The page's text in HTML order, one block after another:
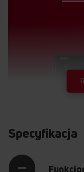
Specyfikacja